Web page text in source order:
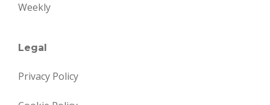
Weekly
Legal
Privacy Policy